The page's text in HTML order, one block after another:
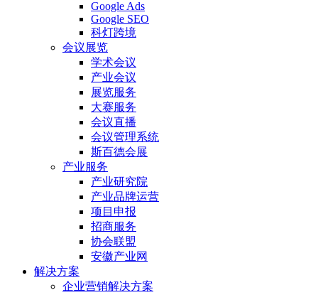
Google Ads
Google SEO
科灯跨境
会议展览
学术会议
产业会议
展览服务
大赛服务
会议直播
会议管理系统
斯百德会展
产业服务
产业研究院
产业品牌运营
项目申报
招商服务
协会联盟
安徽产业网
解决方案
企业营销解决方案